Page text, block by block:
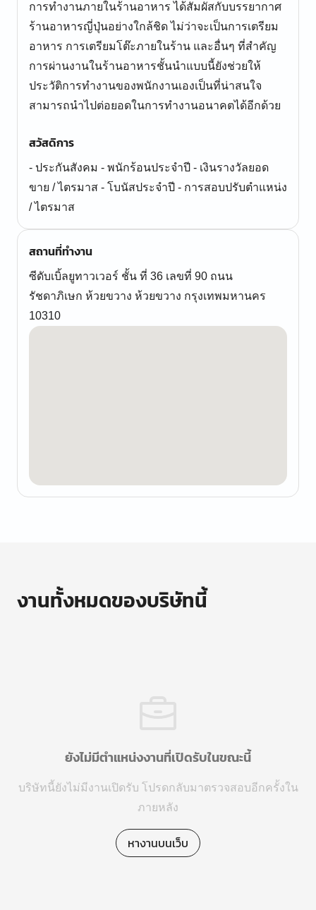
การทำงานภายในร้านอาหาร ได้สัมผัสกับบรรยากาศ
ร้านอาหารญี่ปุ่นอย่างใกล้ชิด ไม่ว่าจะเป็นการเตรียม
อาหาร การเตรียมโต๊ะภายในร้าน และอื่นๆ ที่สำคัญ
การผ่านงานในร้านอาหารชั้นนำแบบนี้ยังช่วยให้
ประวัติการทำงานของพนักงานเองเป็นที่น่าสนใจ
สามารถนำไปต่อยอดในการทำงานอนาคตได้อีกด้วย
สวัสดิการ
- ประกันสังคม - พนักร้อนประจำปี - เงินรางวัลยอด
ขาย / ไตรมาส - โบนัสประจำปี - การสอบปรับตำแหน่ง
/ ไตรมาส
สถานที่ทำงาน
ซีดับเบิ้ลยูทาวเวอร์ ชั้น ที่ 36 เลขที่ 90 ถนน
รัชดาภิเษก ห้วยขวาง ห้วยขวาง กรุงเทพมหานคร
10310
งานทั้งหมดของบริษัทนี้
ยังไม่มีตำแหน่งงานที่เปิดรับในขณะนี้
บริษัทนี้ยังไม่มีงานเปิดรับ โปรดกลับมาตรวจสอบอีกครั้งใน
ภายหลัง
หางานบนเว็บ